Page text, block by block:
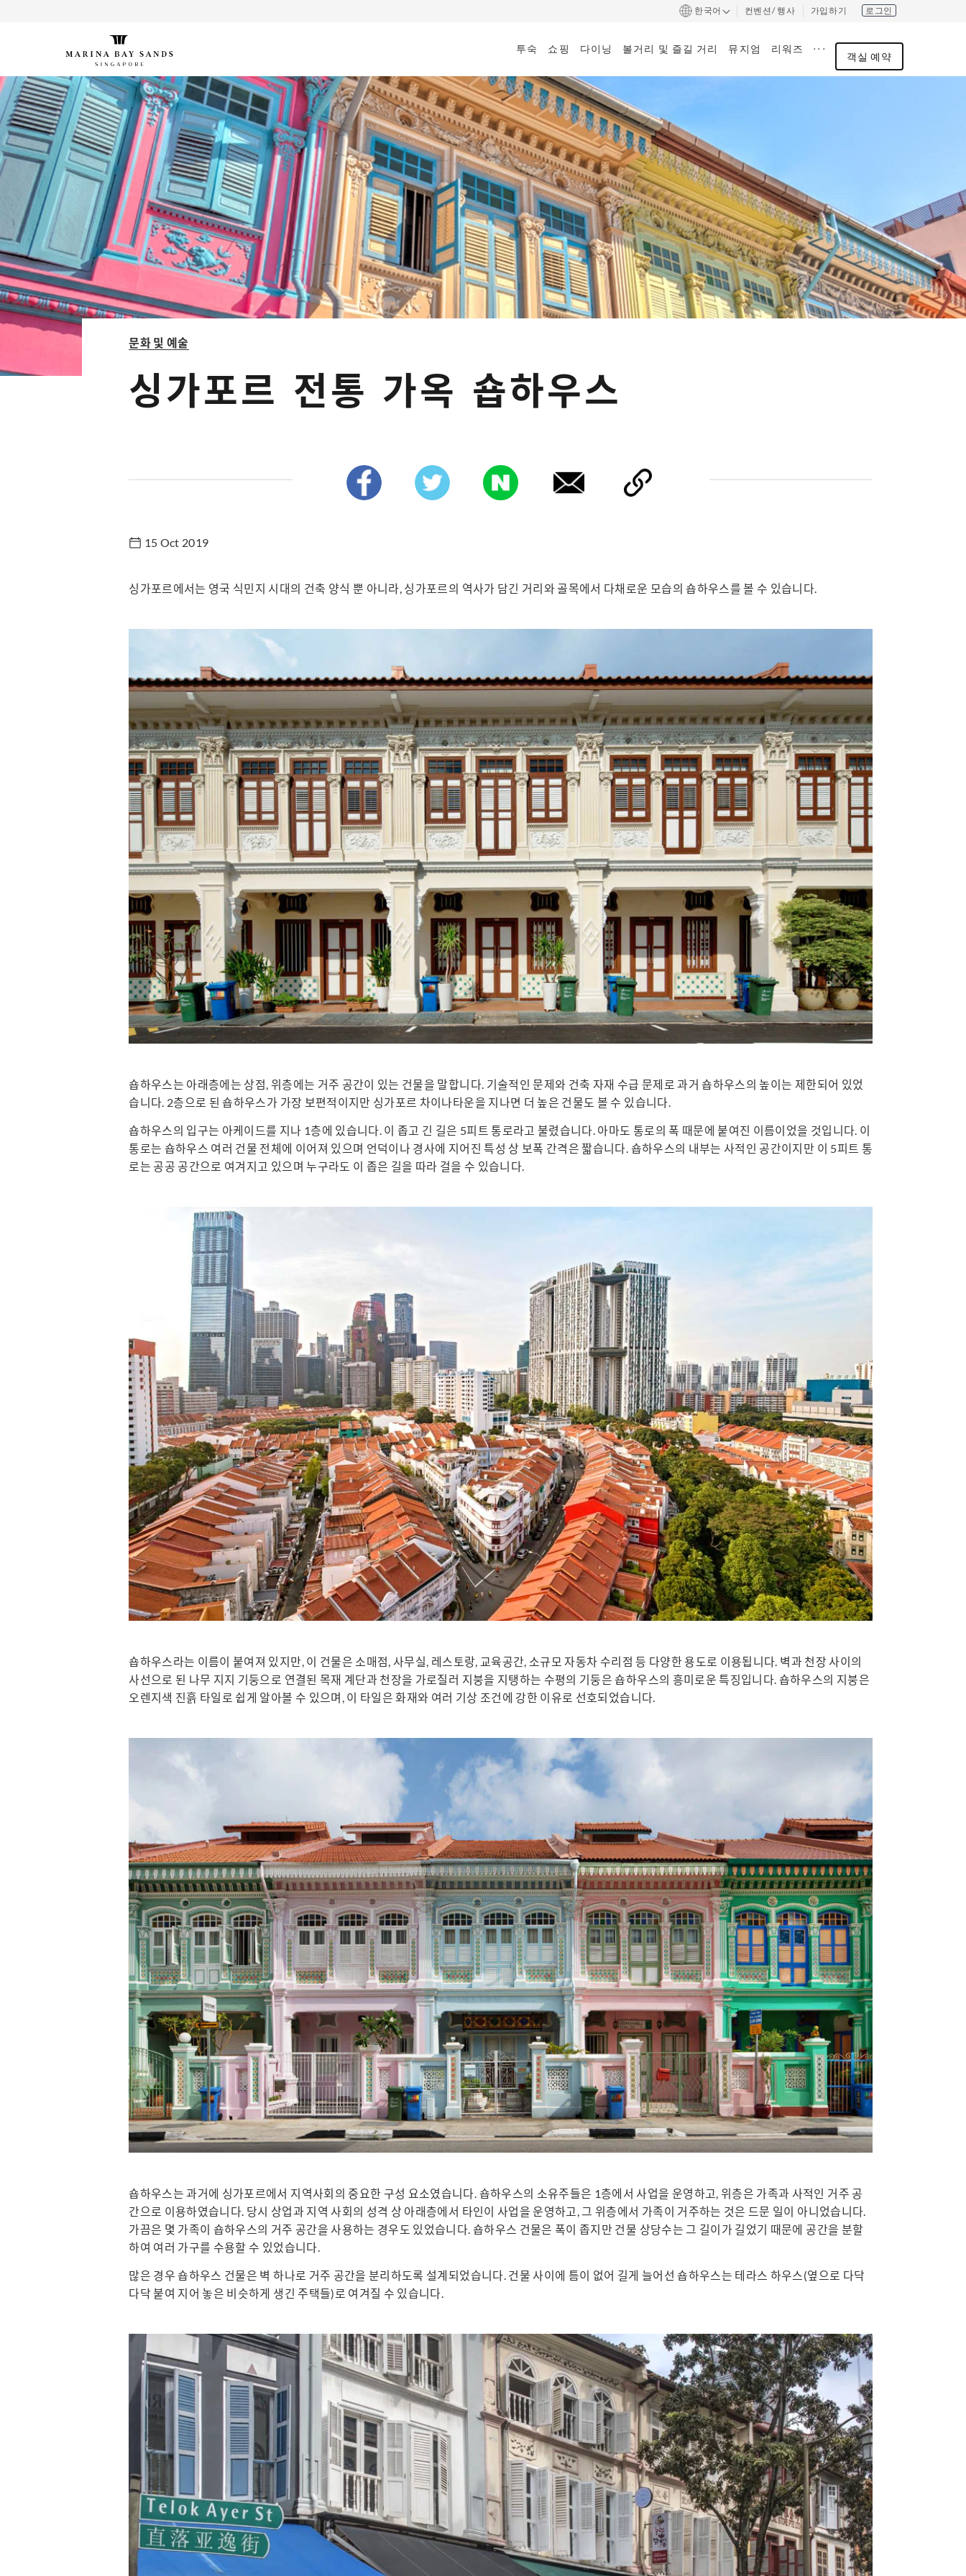
한국어 컨벤션/ 행사 가입하기 로그인
투숙 쇼핑 다이닝 볼거리 및 즐길 거리 뮤지엄 리워즈 . . .
객실 예약
문화 및 예술
싱가포르 전통 가옥 숍하우스
15 Oct 2019
싱가포르에서는 영국 식민지 시대의 건축 양식 뿐 아니라, 싱가포르의 역사가 담긴 거리와 골목에서 다채로운 모습의 숍하우스를 볼 수 있습니다.
숍하우스는 아래층에는 상점, 위층에는 거주 공간이 있는 건물을 말합니다. 기술적인 문제와 건축 자재 수급 문제로 과거 숍하우스의 높이는 제한되어 있었
습니다. 2층으로 된 숍하우스가 가장 보편적이지만 싱가포르 차이나타운을 지나면 더 높은 건물도 볼 수 있습니다.
숍하우스의 입구는 아케이드를 지나 1층에 있습니다. 이 좁고 긴 길은 5피트 통로라고 불렸습니다. 아마도 통로의 폭 때문에 붙여진 이름이었을 것입니다. 이
통로는 숍하우스 여러 건물 전체에 이어져 있으며 언덕이나 경사에 지어진 특성 상 보폭 간격은 짧습니다. 숍하우스의 내부는 사적인 공간이지만 이 5피트 통
로는 공공 공간으로 여겨지고 있으며 누구라도 이 좁은 길을 따라 걸을 수 있습니다.
숍하우스라는 이름이 붙여져 있지만, 이 건물은 소매점, 사무실, 레스토랑, 교육공간, 소규모 자동차 수리점 등 다양한 용도로 이용됩니다. 벽과 천장 사이의
사선으로 된 나무 지지 기둥으로 연결된 목재 계단과 천장을 가로질러 지붕을 지탱하는 수평의 기둥은 숍하우스의 흥미로운 특징입니다. 숍하우스의 지붕은
오렌지색 진흙 타일로 쉽게 알아볼 수 있으며, 이 타일은 화재와 여러 기상 조건에 강한 이유로 선호되었습니다.
숍하우스는 과거에 싱가포르에서 지역사회의 중요한 구성 요소였습니다. 숍하우스의 소유주들은 1층에서 사업을 운영하고, 위층은 가족과 사적인 거주 공
간으로 이용하였습니다. 당시 상업과 지역 사회의 성격 상 아래층에서 타인이 사업을 운영하고, 그 위층에서 가족이 거주하는 것은 드문 일이 아니었습니다.
가끔은 몇 가족이 숍하우스의 거주 공간을 사용하는 경우도 있었습니다. 숍하우스 건물은 폭이 좁지만 건물 상당수는 그 길이가 길었기 때문에 공간을 분할
하여 여러 가구를 수용할 수 있었습니다.
많은 경우 숍하우스 건물은 벽 하나로 거주 공간을 분리하도록 설계되었습니다. 건물 사이에 틈이 없어 길게 늘어선 숍하우스는 테라스 하우스(옆으로 다닥
다닥 붙여 지어 놓은 비슷하게 생긴 주택들)로 여겨질 수 있습니다.